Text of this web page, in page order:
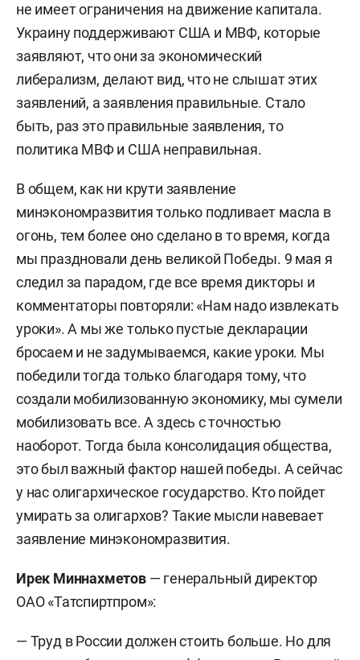
не имеет ограничения на движение капитала.
Украину поддерживают США и МВФ, которые
заявляют, что они за экономический
либерализм, делают вид, что не слышат этих
заявлений, а заявления правильные. Стало
быть, раз это правильные заявления, то
политика МВФ и США неправильная.
В общем, как ни крути заявление
минэкономразвития только подливает масла в
огонь, тем более оно сделано в то время, когда
мы праздновали день великой Победы. 9 мая я
следил за парадом, где все время дикторы и
комментаторы повторяли: «Нам надо извлекать
уроки». А мы же только пустые декларации
бросаем и не задумываемся, какие уроки. Мы
победили тогда только благодаря тому, что
создали мобилизованную экономику, мы сумели
мобилизовать все. А здесь с точностью
наоборот. Тогда была консолидация общества,
это был важный фактор нашей победы. А сейчас
у нас олигархическое государство. Кто пойдет
умирать за олигархов? Такие мысли навевает
заявление минэкономразвития.
Ирек Миннахметов— генеральный директор
ОАО «Татспиртпром»:
— Труд в России должен стоить больше. Но для